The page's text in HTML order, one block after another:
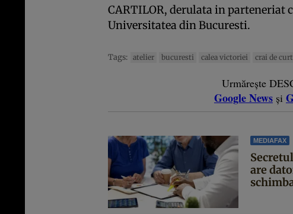
CARTILOR, derulata in parteneriat
Universitatea din Bucuresti.
Tags: atelier bucuresti calea victoriei crai de
Urmărește
Google News și
MEDIAFAX
are